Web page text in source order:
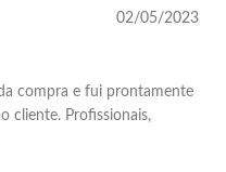
02/05/2023
compra e fui prontamente
cliente. Profissionais,